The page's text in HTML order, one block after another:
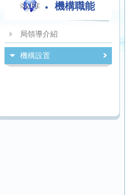
機構職能
局領導介紹
機構設置